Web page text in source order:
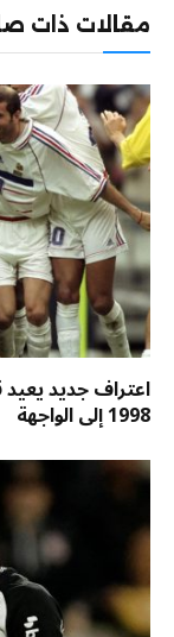
مقالات ذات
اعتراف جديد
1998 إلى الواجهة